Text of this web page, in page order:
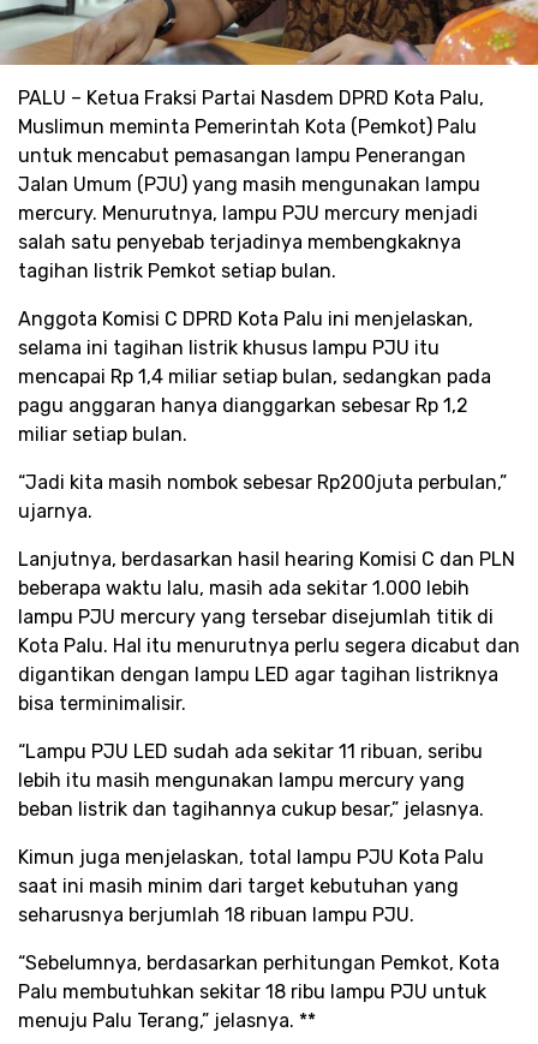
PALU – Ketua Fraksi Partai Nasdem DPRD Kota Palu,
Muslimun meminta Pemerintah Kota (Pemkot) Palu
untuk mencabut pemasangan lampu Penerangan
Jalan Umum (PJU) yang masih mengunakan lampu
mercury. Menurutnya, lampu PJU mercury menjadi
salah satu penyebab terjadinya membengkaknya
tagihan listrik Pemkot setiap bulan.
Anggota Komisi C DPRD Kota Palu ini menjelaskan,
selama ini tagihan listrik khusus lampu PJU itu
mencapai Rp 1,4 miliar setiap bulan, sedangkan pada
pagu anggaran hanya dianggarkan sebesar Rp 1,2
miliar setiap bulan.
“Jadi kita masih nombok sebesar Rp200juta perbulan,”
ujarnya.
Lanjutnya, berdasarkan hasil hearing Komisi C dan PLN
beberapa waktu lalu, masih ada sekitar 1.000 lebih
lampu PJU mercury yang tersebar disejumlah titik di
Kota Palu. Hal itu menurutnya perlu segera dicabut dan
digantikan dengan lampu LED agar tagihan listriknya
bisa terminimalisir.
“Lampu PJU LED sudah ada sekitar 11 ribuan, seribu
lebih itu masih mengunakan lampu mercury yang
beban listrik dan tagihannya cukup besar,” jelasnya.
Kimun juga menjelaskan, total lampu PJU Kota Palu
saat ini masih minim dari target kebutuhan yang
seharusnya berjumlah 18 ribuan lampu PJU.
“Sebelumnya, berdasarkan perhitungan Pemkot, Kota
Palu membutuhkan sekitar 18 ribu lampu PJU untuk
menuju Palu Terang,” jelasnya. **